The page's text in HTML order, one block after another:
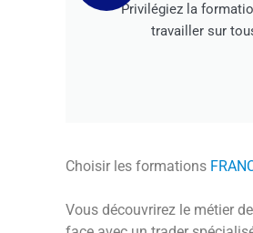
Privilégiez la
travailler sur
Choisir les formations
Vous découvrirez le métier